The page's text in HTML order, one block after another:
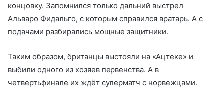
концовку. Запомнился только дальний выстрел
Альваро Фидальго, с которым справился вратарь. А с
подачами разбирались мощные защитники.
Таким образом, британцы выстояли на «Ацтеке» и
выбили одного из хозяев первенства. А в
четвертьфинале их ждёт суперматч с норвежцами.